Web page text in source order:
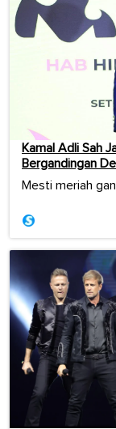
Kamal Adli Sah
Bergandingan
Mesti meriah